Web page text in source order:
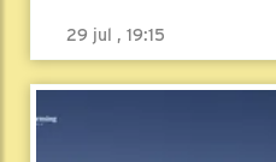
29 jul , 19:15